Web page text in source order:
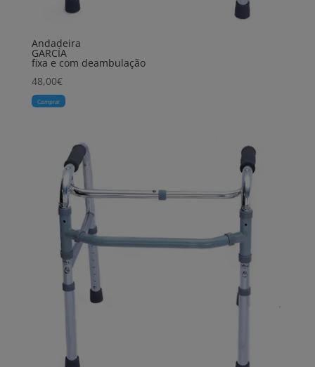
Andadeira
GARCÍA
fixa e com deambulação
48,00€
Comprar